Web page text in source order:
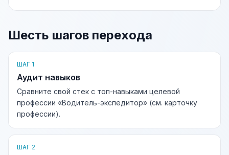
Шесть шагов перехода
ШАГ 1
Аудит навыков
Сравните свой стек с топ-навыками целевой
профессии «Водитель-экспедитор» (см. карточку
профессии).
ШАГ 2